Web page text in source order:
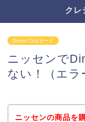
クレ
Diners Clubカード
ニッセンで
ない！（エラ
ニッセンの商品を